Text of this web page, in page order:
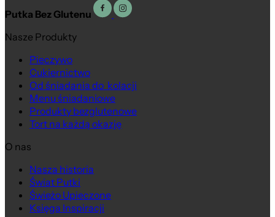
Putka Bez Glutenu
Nasze Produkty
Pieczywo
Cukiernictwo
Od śniadania do kolacji
Menu śniadaniowe
Produkty bezglutenowe
Tort na każdą okazję
O nas
Nasza historia
Świat Putki
Świeżo Upieczone
Księga Inspiracji